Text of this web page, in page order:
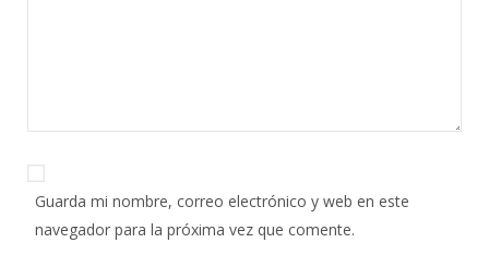
Guarda mi nombre, correo electrónico y web en este
navegador para la próxima vez que comente.